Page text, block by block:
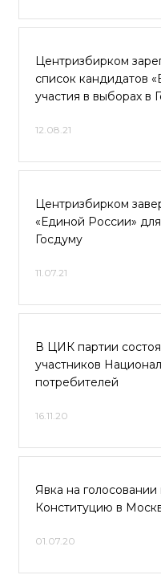
Центризбирком
список кандидатов
участия в выборах в
12.08.21
Центризбирком
«Единой России»
Госдуму
11.07.21
В ЦИК партии
участников
потребителей
16.11.20
Явка на
Конституцию в
01.07.20